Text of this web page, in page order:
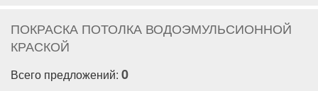
ПОКРАСКА ПОТОЛКА ВОДОЭМУЛЬСИОННОЙ
КРАСКОЙ
Всего предложений: 0